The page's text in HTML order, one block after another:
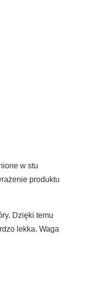
w stu
produktu
Dzięki temu
lekka. Waga